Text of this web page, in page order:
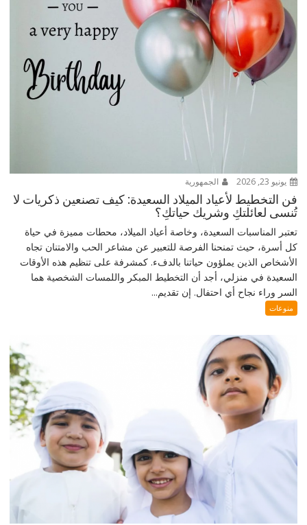
يونيو 23, 2026 الجمهورية
فن التخطيط لأعياد الميلاد السعيدة: كيف تصنعين ذكريات لا
تُنسى لعائلتكِ وشريك حياتكِ؟
تعتبر المناسبات السعيدة، وخاصة أعياد الميلاد، محطات مميزة في حياة
كل أسرة، حيث تمنحنا الفرصة للتعبير عن مشاعر الحب والامتنان تجاه
الأشخاص الذين يملؤون حياتنا بالدفء. كمشرفة على تنظيم هذه الأوقات
السعيدة في منزلي، أجد أن التخطيط المبكر واللمسات الشخصية هما
السر وراء نجاح أي احتفال. إن تقديم...
منوعات